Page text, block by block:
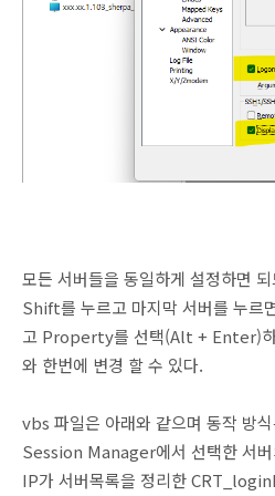
모든 서버들을 동일하게 설정하면
Shift를 누르고 마지막 서버를 누르
고 Property를 선택(Alt + Enter)하
와 한번에 변경 할 수 있다.
vbs 파일은 아래와 같으며 동작 방
Session Manager에서 선택한 서
IP가 서버목록을 정리한